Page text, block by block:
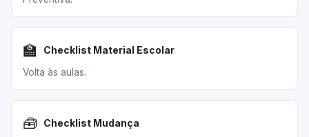
🏫 Checklist Material Escolar
Volta às aulas.
🧰 Checklist Mudança